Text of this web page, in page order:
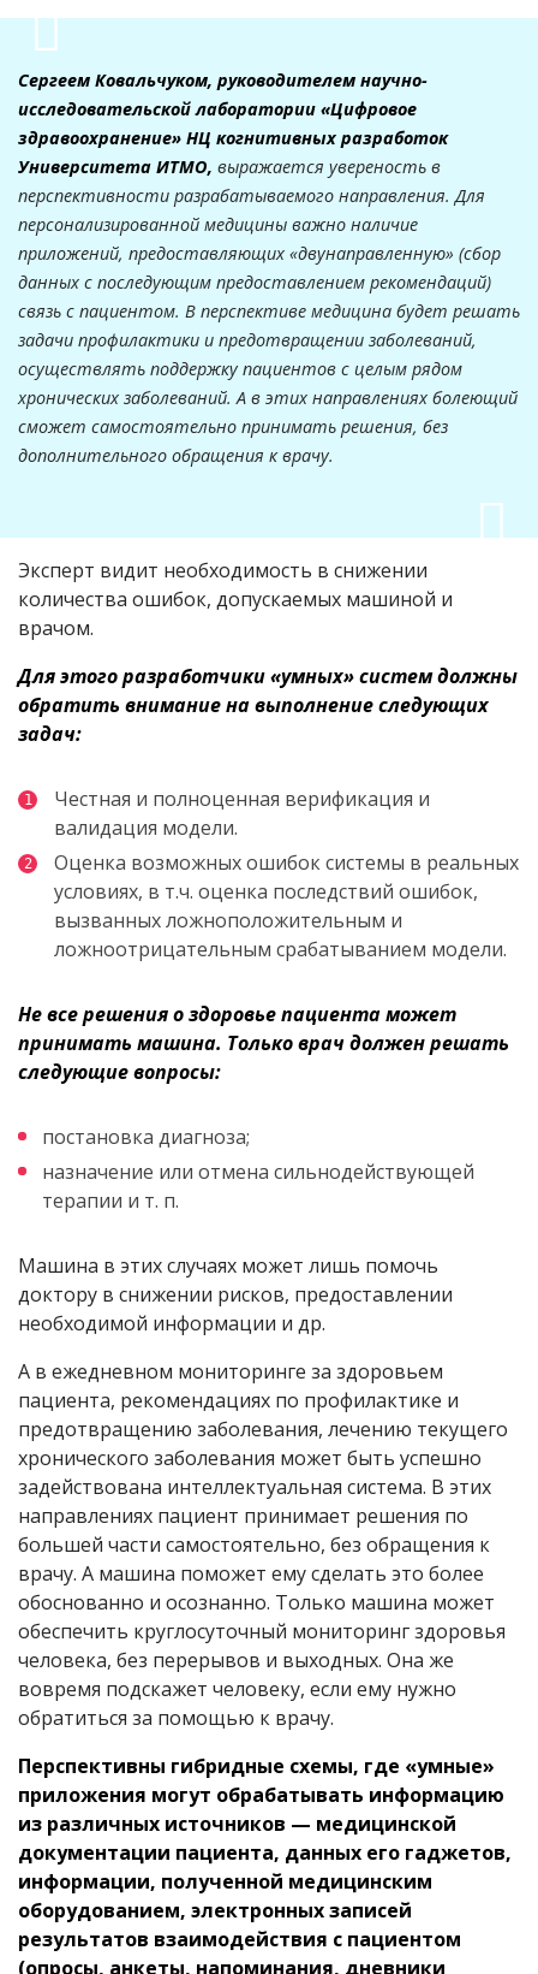
Сергеем Ковальчуком, руководителем научно-
исследовательской лаборатории «Цифровое
здравоохранение» НЦ когнитивных разработок
Университета ИТМО, выражается увереность в
перспективности разрабатываемого направления. Для
персонализированной медицины важно наличие
приложений, предоставляющих «двунаправленную» (сбор
данных с последующим предоставлением рекомендаций)
связь с пациентом. В перспективе медицина будет решать
задачи профилактики и предотвращении заболеваний,
осуществлять поддержку пациентов с целым рядом
хронических заболеваний. А в этих направлениях болеющий
сможет самостоятельно принимать решения, без
дополнительного обращения к врачу.
Эксперт видит необходимость в снижении
количества ошибок, допускаемых машиной и
врачом.
Для этого разработчики «умных» систем должны
обратить внимание на выполнение следующих
задач:
Честная и полноценная верификация и
валидация модели.
Оценка возможных ошибок системы в реальных
условиях, в т.ч. оценка последствий ошибок,
вызванных ложноположительным и
ложноотрицательным срабатыванием модели.
Не все решения о здоровье пациента может
принимать машина. Только врач должен решать
следующие вопросы:
постановка диагноза;
назначение или отмена сильнодействующей
терапии и т. п.
Машина в этих случаях может лишь помочь
доктору в снижении рисков, предоставлении
необходимой информации и др.
А в ежедневном мониторинге за здоровьем
пациента, рекомендациях по профилактике и
предотвращению заболевания, лечению текущего
хронического заболевания может быть успешно
задействована интеллектуальная система. В этих
направлениях пациент принимает решения по
большей части самостоятельно, без обращения к
врачу. А машина поможет ему сделать это более
обоснованно и осознанно. Только машина может
обеспечить круглосуточный мониторинг здоровья
человека, без перерывов и выходных. Она же
вовремя подскажет человеку, если ему нужно
обратиться за помощью к врачу.
Перспективны гибридные схемы, где «умные»
приложения могут обрабатывать информацию
из различных источников — медицинской
документации пациента, данных его гаджетов,
информации, полученной медицинским
оборудованием, электронных записей
результатов взаимодействия с пациентом
(опросы, анкеты, напоминания, дневники